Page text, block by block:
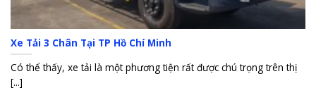
Xe Tải 3 Chân Tại TP Hồ Chí Minh
Có thể thấy, xe tải là một phương tiện rất được chú trọng trên thị
[...]